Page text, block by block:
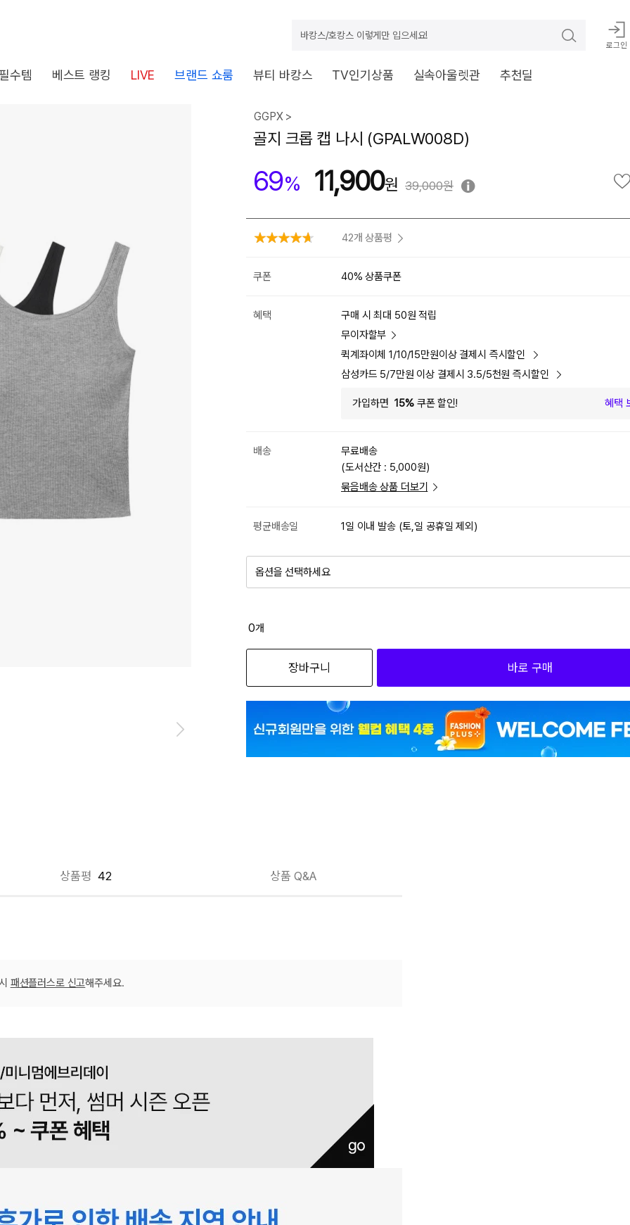
바캉스/호캉스 이렇게만 입으세요!
로그인
수템 베스트 랭킹 LIVE 브랜드 쇼룸 뷰티 바캉스 TV인기상품 실속아울렛관 추천딜
GGPX >
골지 크롭 캡 나시 (GPALW008D)
69% 11,900 39,000원
42개 상품평
쿠폰 40% 상품쿠폰
혜택
구매 시 최대 50원 적립
무이자할부
퀵계좌이체 1/10/15만원이상 결제시 즉시할인
삼성카드 5/7만원 이상 결제시 3.5/5천원 즉시할인
가입하면 15%쿠폰 할인! 혜택
배송
무료배송
(도서산간 : 5,000원)
묶음배송 상품 더보기
평균배송일 1일 이내 발송 (토,일 공휴일 제외)
옵션을 선택하세요
그레이 F
0개
장바구니 바로 구매
상품평 42 상품 Q&A